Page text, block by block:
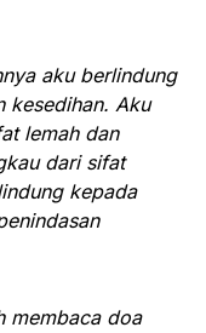
aku berlindung
kesedihan. Aku
lemah dan
dari sifat
kepada
membaca doa